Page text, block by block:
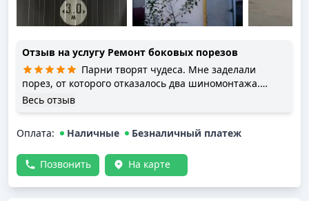
Отзыв на услугу Ремонт боковых порезов
Парни творят чудеса. Мне заделали
порез, от которого отказалось два шиномонтажа.
Причем взяли с мене не много. А учитывая что :1
Я прилично сэкономил и этому очень рад
Весь отзыв
Оплата: Наличные Безналичный платеж
Позвонить На карте